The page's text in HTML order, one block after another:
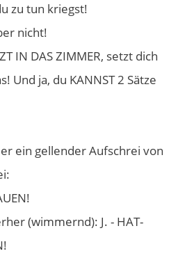
zu tun kriegst!
nicht!
IN DAS ZIMMER, setzt dich
Und ja, du KANNST 2 Sätze
ein gellender Aufschrei von
(wimmernd): J. - HAT-